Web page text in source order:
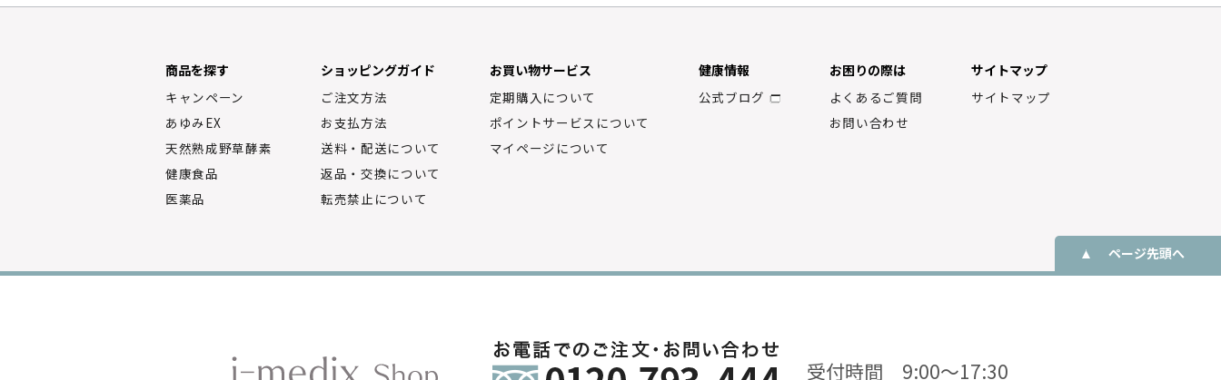
商品を探す
キャンペーン
あゆみEX
天然熟成野草酵素
健康食品
医薬品
ショッピングガイド
ご注文方法
お支払方法
送料・配送について
返品・交換について
転売禁止について
お買い物サービス
定期購入について
ポイントサービスについて
マイページについて
健康情報
公式ブログ
お困りの際は
よくあるご質問
お問い合わせ
サイトマップ
サイトマップ
ページ先頭へ
受付時間 9:00〜17:30